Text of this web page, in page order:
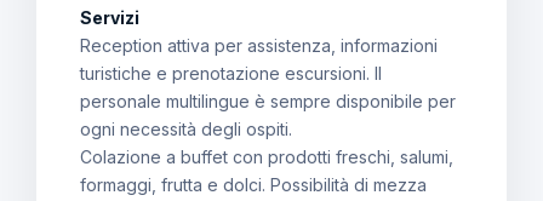
Servizi
Reception attiva per assistenza, informazioni
turistiche e prenotazione escursioni. Il
personale multilingue è sempre disponibile per
ogni necessità degli ospiti.
Colazione a buffet con prodotti freschi, salumi,
formaggi, frutta e dolci. Possibilità di mezza